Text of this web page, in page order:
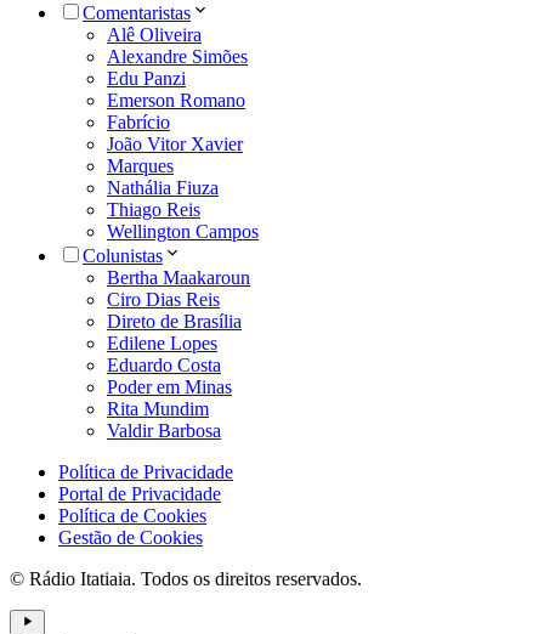
Comentaristas
Alê Oliveira
Alexandre Simões
Edu Panzi
Emerson Romano
Fabrício
João Vitor Xavier
Marques
Nathália Fiuza
Thiago Reis
Wellington Campos
Colunistas
Bertha Maakaroun
Ciro Dias Reis
Direto de Brasília
Edilene Lopes
Eduardo Costa
Poder em Minas
Rita Mundim
Valdir Barbosa
Política de Privacidade
Portal de Privacidade
Política de Cookies
Gestão de Cookies
© Rádio Itatiaia. Todos os direitos reservados.